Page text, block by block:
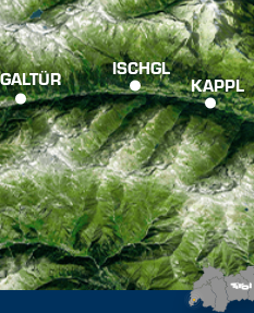
GALTÜR ISCHGL
KAPPL